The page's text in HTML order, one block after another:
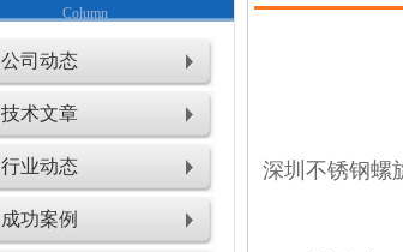
Column
公司动态
技术文章
行业动态
成功案例
深圳不锈钢螺